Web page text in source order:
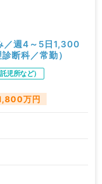
／週4～5日1,300
断科／常勤）
児所など）
万円